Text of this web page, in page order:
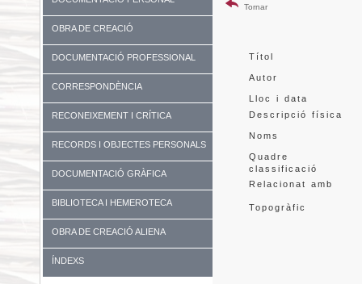
OBRA DE CREACIÓ
DOCUMENTACIÓ PROFESSIONAL
CORRESPONDÈNCIA
RECONEIXEMENT I CRÍTICA
RECORDS I OBJECTES PERSONALS
DOCUMENTACIÓ GRÀFICA
BIBLIOTECA I HEMEROTECA
OBRA DE CREACIÓ ALIENA
ÍNDEXS
Tornar
Títol
Autor
Lloc i data
Descripció física
Noms
Quadre
classificació
Relacionat amb
Topogràfic